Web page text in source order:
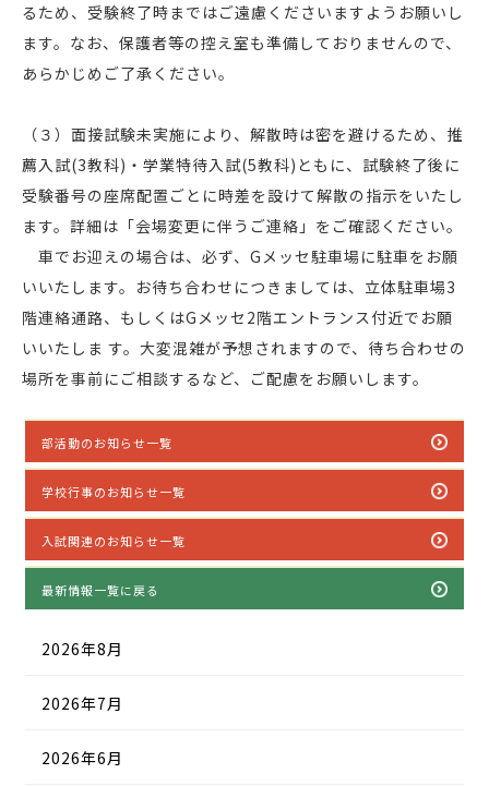
るため、受験終了時まではご遠慮くださいますようお願いし
ます。なお、保護者等の控え室も準備しておりませんので、
あらかじめご了承ください。
（３）面接試験未実施により、解散時は密を避けるため、推
薦入試(3教科)・学業特待入試(5教科)ともに、試験終了後に
受験番号の座席配置ごとに時差を設けて解散の指示をいたし
ます。詳細は「会場変更に伴うご連絡」をご確認ください。
車でお迎えの場合は、必ず、Gメッセ駐車場に駐車をお願
いいたします。お待ち合わせにつきましては、立体駐車場3
階連絡通路、もしくはGメッセ2階エントランス付近でお願
いいたしま す。大変混雑が予想されますので、待ち合わせの
場所を事前にご相談するなど、ご配慮をお願いします。
部活動のお知らせ一覧
学校行事のお知らせ一覧
入試関連のお知らせ一覧
最新情報一覧に戻る
2026年8月
2026年7月
2026年6月